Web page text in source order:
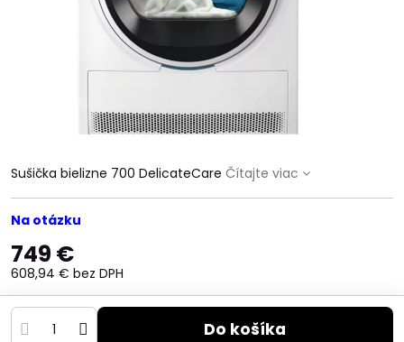
Sušička bielizne 700 DelicateCare Čítajte viac
Na otázku
749 €
608,94 € bez DPH
Do košíka